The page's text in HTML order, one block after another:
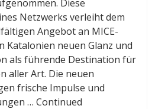
Diese
Netzwerks verleiht dem
Angebot an MICE-
Katalonien neuen Glanz und
als führende Destination für
aller Art. Die neuen
frische Impulse und
… Continued